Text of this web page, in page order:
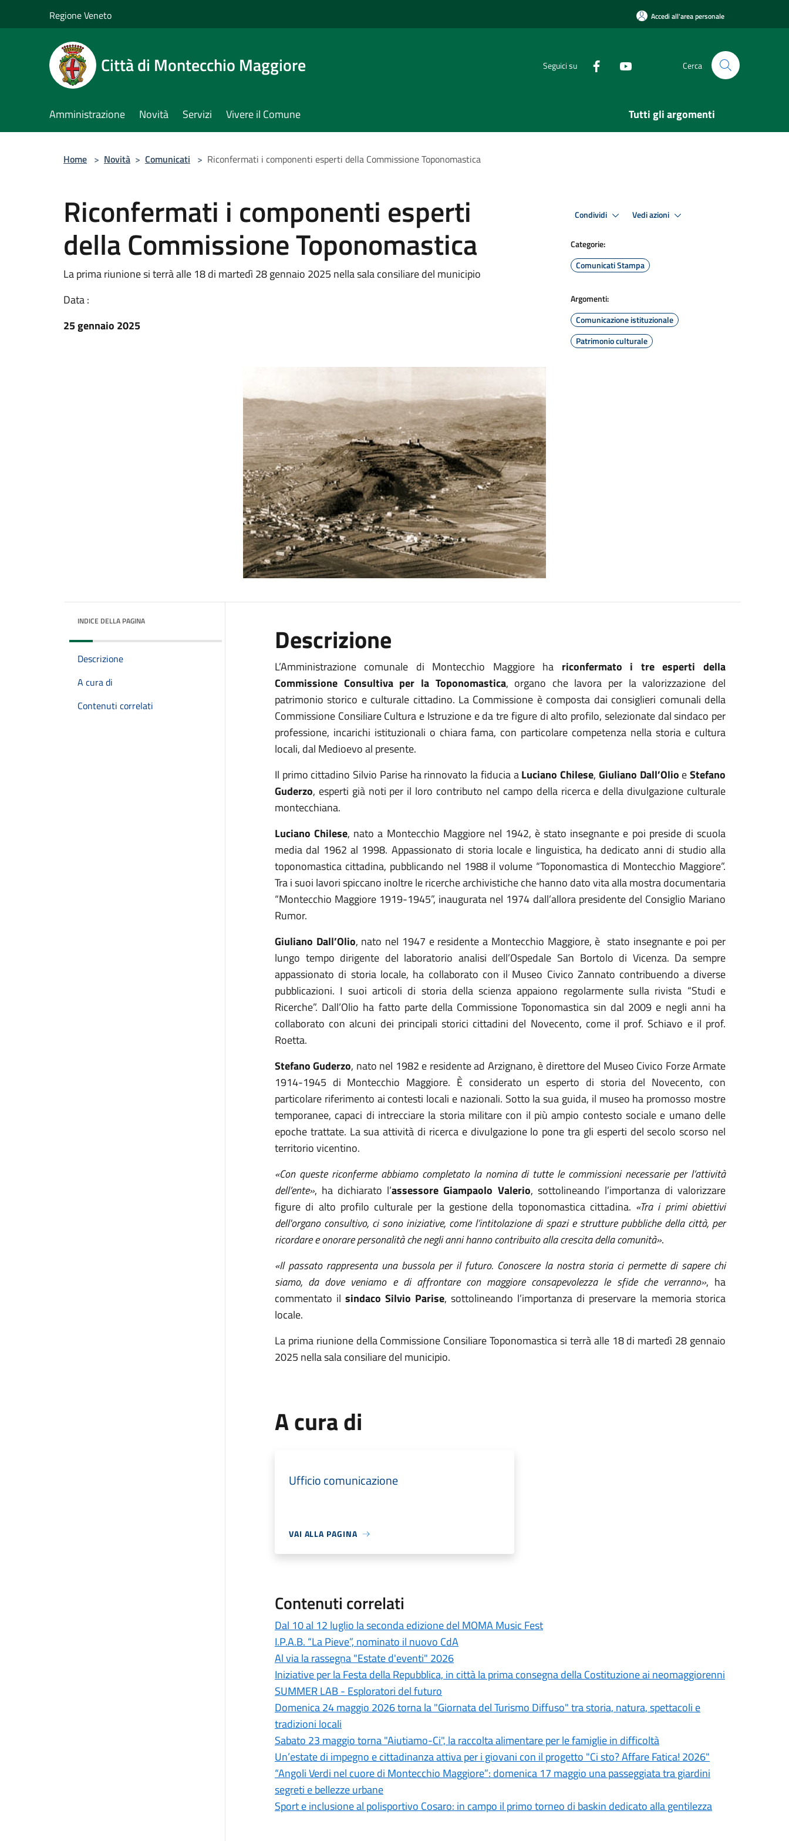
Regione Veneto Accedi all'area personale
Città di Montecchio Maggiore Seguici su Cerca
Amministrazione Novità Servizi Vivere il Comune Tutti gli argomenti
Home > Novità > Comunicati > Riconfermati i componenti esperti della Commissione Toponomastica
Riconfermati i componenti esperti
della Commissione Toponomastica
La prima riunione si terrà alle 18 di martedì 28 gennaio 2025 nella sala consiliare del municipio
Data :
25 gennaio 2025
Condividi Vedi azioni
Categorie:
Comunicati Stampa
Argomenti:
Comunicazione istituzionale
Patrimonio culturale
INDICE DELLA PAGINA
Descrizione
A cura di
Contenuti correlati
Descrizione
L’Amministrazione comunale di Montecchio Maggiore ha riconfermato i tre esperti della
Commissione Consultiva per la Toponomastica, organo che lavora per la valorizzazione del
patrimonio storico e culturale cittadino. La Commissione è composta dai consiglieri comunali della
Commissione Consiliare Cultura e Istruzione e da tre figure di alto profilo, selezionate dal sindaco per
professione, incarichi istituzionali o chiara fama, con particolare competenza nella storia e cultura
locali, dal Medioevo al presente.
Il primo cittadino Silvio Parise ha rinnovato la fiducia aLuciano Chilese, Giuliano Dall’Olio eStefano
Guderzo, esperti già noti per il loro contributo nel campo della ricerca e della divulgazione culturale
montecchiana.
Luciano Chilese, nato a Montecchio Maggiore nel 1942, è stato insegnante e poi preside di scuola
media dal 1962 al 1998. Appassionato di storia locale e linguistica, ha dedicato anni di studio alla
toponomastica cittadina, pubblicando nel 1988 il volume “Toponomastica di Montecchio Maggiore”.
Tra i suoi lavori spiccano inoltre le ricerche archivistiche che hanno dato vita alla mostra documentaria
“Montecchio Maggiore 1919-1945”, inaugurata nel 1974 dall’allora presidente del Consiglio Mariano
Rumor.
Giuliano Dall’Olio, nato nel 1947 e residente a Montecchio Maggiore, è stato insegnante e poi per
lungo tempo dirigente del laboratorio analisi dell’Ospedale San Bortolo di Vicenza. Da sempre
appassionato di storia locale, ha collaborato con il Museo Civico Zannato contribuendo a diverse
pubblicazioni. I suoi articoli di storia della scienza appaiono regolarmente sulla rivista “Studi e
Ricerche”. Dall’Olio ha fatto parte della Commissione Toponomastica sin dal 2009 e negli anni ha
collaborato con alcuni dei principali storici cittadini del Novecento, come il prof. Schiavo e il prof.
Roetta.
Stefano Guderzo, nato nel 1982 e residente ad Arzignano, è direttore del Museo Civico Forze Armate
1914-1945 di Montecchio Maggiore. È considerato un esperto di storia del Novecento, con
particolare riferimento ai contesti locali e nazionali. Sotto la sua guida, il museo ha promosso mostre
temporanee, capaci di intrecciare la storia militare con il più ampio contesto sociale e umano delle
epoche trattate. La sua attività di ricerca e divulgazione lo pone tra gli esperti del secolo scorso nel
territorio vicentino.
«Con queste riconferme abbiamo completato la nomina di tutte le commissioni necessarie per l’attività
dell’ente», ha dichiarato l’assessore Giampaolo Valerio, sottolineando l’importanza di valorizzare
figure di alto profilo culturale per la gestione della toponomastica cittadina. «Tra i primi obiettivi
dell'organo consultivo, ci sono iniziative, come l’intitolazione di spazi e strutture pubbliche della città, per
ricordare e onorare personalità che negli anni hanno contribuito alla crescita della comunità».
«Il passato rappresenta una bussola per il futuro. Conoscere la nostra storia ci permette di sapere chi
siamo, da dove veniamo e di affrontare con maggiore consapevolezza le sfide che verranno», ha
commentato il sindaco Silvio Parise, sottolineando l’importanza di preservare la memoria storica
locale.
La prima riunione della Commissione Consiliare Toponomastica si terrà alle 18 di martedì 28 gennaio
2025 nella sala consiliare del municipio.
A cura di
Ufficio comunicazione
VAI ALLA PAGINA
Contenuti correlati
Dal 10 al 12 luglio la seconda edizione del MOMA Music Fest
I.P.A.B. “La Pieve”, nominato il nuovo CdA
Al via la rassegna "Estate d'eventi" 2026
Iniziative per la Festa della Repubblica, in città la prima consegna della Costituzione ai neomaggiorenni
SUMMER LAB - Esploratori del futuro
Domenica 24 maggio 2026 torna la "Giornata del Turismo Diffuso" tra storia, natura, spettacoli e
tradizioni locali
Sabato 23 maggio torna "Aiutiamo-Ci", la raccolta alimentare per le famiglie in difficoltà
Un’estate di impegno e cittadinanza attiva per i giovani con il progetto "Ci sto? Affare Fatica! 2026"
“Angoli Verdi nel cuore di Montecchio Maggiore”: domenica 17 maggio una passeggiata tra giardini
segreti e bellezze urbane
Sport e inclusione al polisportivo Cosaro: in campo il primo torneo di baskin dedicato alla gentilezza